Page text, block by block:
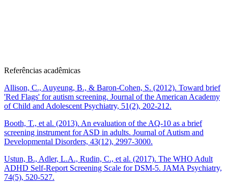
Referências acadêmicas
Allison, C., Auyeung, B., & Baron-Cohen, S. (2012). Toward brief
'Red Flags' for autism screening. Journal of the American Academy
of Child and Adolescent Psychiatry, 51(2), 202-212.
Booth, T., et al. (2013). An evaluation of the AQ-10 as a brief
screening instrument for ASD in adults. Journal of Autism and
Developmental Disorders, 43(12), 2997-3000.
Ustun, B., Adler, L.A., Rudin, C., et al. (2017). The WHO Adult
ADHD Self-Report Screening Scale for DSM-5. JAMA Psychiatry,
74(5), 520-527.